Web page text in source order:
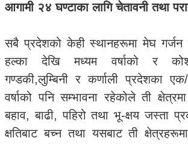
आगामी २४ घण्टाका लागि चेतावनी तथा
सबै प्रदेशको केही स्थानहरूमा मेघ गर्जन
हल्का देखि मध्यम वर्षाको र
गण्डकी,लुम्बिनी र कर्णाली प्रदेशका
वर्षाको पनि सम्भावना रहेकोले ती
बहाव, बाढी, पहिरो तथा भू-क्षय जस्ता
क्षतिबाट बच्न तथा यसबाट ती